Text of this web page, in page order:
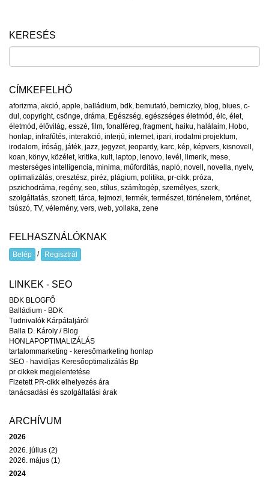
KERESÉS
CÍMKEFELHŐ
aforizma, akció, apple, balládium, bdk, bemutató, berniczky, blog, blues, c-
dul , copyright, csönge, dráma, Egészség, egészséges életmód , élc, élet,
életmód , élővilág, esszé, film, fonalféreg, fragment, haiku, halálaim, Hobo,
honlap, infrafűtés, interakció, interjú, internet, ipari, irodalmi projektum,
irodalom, íróság, játék, jazz, jegyzet, jeopardy, karc, kép, képvers, kisnovell ,
koan, könyv, közélet, kritika, kult, laptop, lenovo, levél , limerik, mese,
mesterséges intelligencia, minima, műfordítás, napló, novell , novella, nyelv,
optimalizálás, oresztész, piréz, plágium, politika, pr-cikk, próza,
pszichodráma, regény, seo, stílus, számítogép, személyes, szerk,
szolgáltatás, szonett, tárca, tejmozi, termék, természet, történelem, történet,
tsúszó, TV, vélemény, vers, web, yollaka, zene
FELHASZNÁLÓKNAK
Belép / Regisztrál
LINKEK - SEO
BDK BLOGFŐ
Balládium - BDK
Tudnivalók Kárpátaljáról
Balla D. Károly / Blog
HONLAPOPTIMALIZÁLÁS
tartalommarketing - keresőmarketing honlap
SEO - havidíjas Keresőoptimalizálás Bp
pr cikkek megjelentetése
Fizetett PR-cikk elhelyezés ára
tanácsadási és szolgáltatási árak
ARCHÍVUM
2026
2026. július (2)
2026. május (1)
2024